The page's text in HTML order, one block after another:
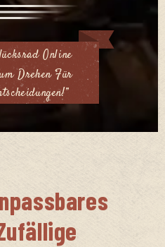
Online
Drehen Für